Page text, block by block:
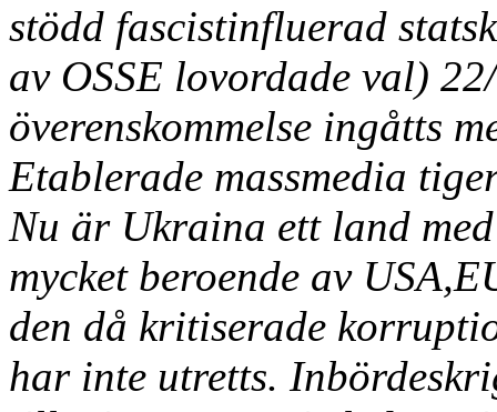
stödd fascistinfluerad
av OSSE lovordade val)
överenskommelse ingåtts
Etablerade massmedia
Nu är Ukraina ett land
mycket beroende av
den då kritiserade
har inte utretts.